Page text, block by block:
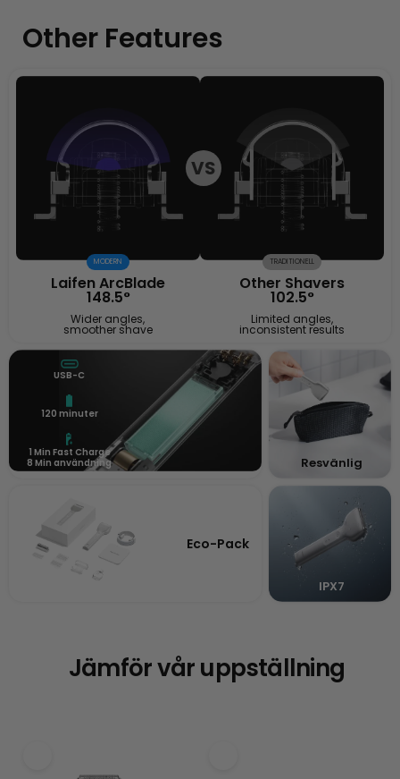
Other Features
VS
MODERN
Laifen ArcBlade
148.5°
Wider angles,
smoother shave
TRADITIONELL
Other Shavers
102.5°
Limited angles,
inconsistent results
USB-C
120 minuter
1 Min Fast Charge
8 Min användning
Resvänlig
Eco-Pack
IPX7
Jämför vår uppställning